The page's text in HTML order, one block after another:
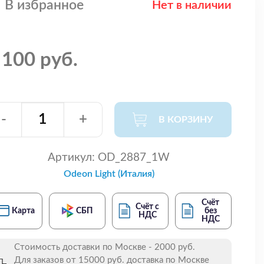
В избранное Нет в наличии
руб.
- + В КОРЗИНУ
Артикул: OD_2887_1W
Odeon Light (Италия)
Карта СБП
Счёт с
НДС
Счёт
без
НДС
Стоимость доставки по Москве - 2000 руб.
Для заказов от 15000 руб. доставка по Москве